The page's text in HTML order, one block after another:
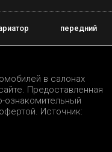
передний
в салонах
Предоставленная
ознакомительный
Источник: